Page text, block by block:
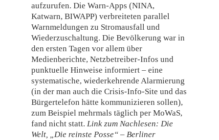
aufzurufen. Die Warn-Apps (NINA,
Katwarn, BIWAPP) verbreiteten parallel
Warnmeldungen zu Stromausfall und
Wiederzuschaltung. Die Bevölkerung war in
den ersten Tagen vor allem über
Medienberichte, Netzbetreiber‑Infos und
punktuelle Hinweise informiert – eine
systematische, wiederkehrende Alarmierung
(in der man auch die Crisis-Info-Site und das
Bürgertelefon hätte kommunizieren sollen),
zum Beispiel mehrmals täglich per MoWaS,
fand nicht statt.Link zum Nachlesen: Die
Welt, „Die reinste Posse“ – Berliner